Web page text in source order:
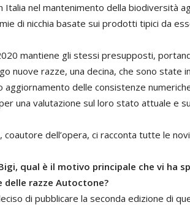
Italia nel mantenimento della biodiversità
di nicchia basate sui prodotti tipici da
mantiene gli stessi presupposti,
nuove razze, una decina, che sono state
aggiornamento delle consistenze
una valutazione sul loro stato attuale e
coautore dell’opera, ci racconta tutte le
qual è il motivo principale che vi ha
delle razze Autoctone?
di pubblicare la seconda edizione di